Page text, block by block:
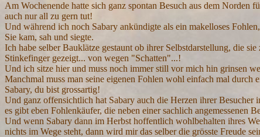
Am Wochenende hatte sich ganz spontan Besuch aus dem Norden
auch nur all zu gern tut!
Und während ich noch Sabary ankündigte als ein makelloses
Sie kam, sah und siegte.
Ich habe selber Bauklätze gestaunt ob ihrer Selbstdarstellung, die
Stinkefinger gezeigt... von wegen "Schatten"...!
Und ich sitze hier und muss noch immer still vor mich hin grinsen
Manchmal muss man seine eigenen Fohlen wohl einfach mal durch
Sabary, du bist grossartig!
Und ganz offensichtlich hat Sabary auch die Herzen ihrer
es gibt eben Fohlenkäufer, die neben einer sachlich angemessenen
Und wenn Sabary dann im Herbst hoffentlich wohlbehalten ihres
nichts im Wege steht, dann wird mir das selber die grösste Freude